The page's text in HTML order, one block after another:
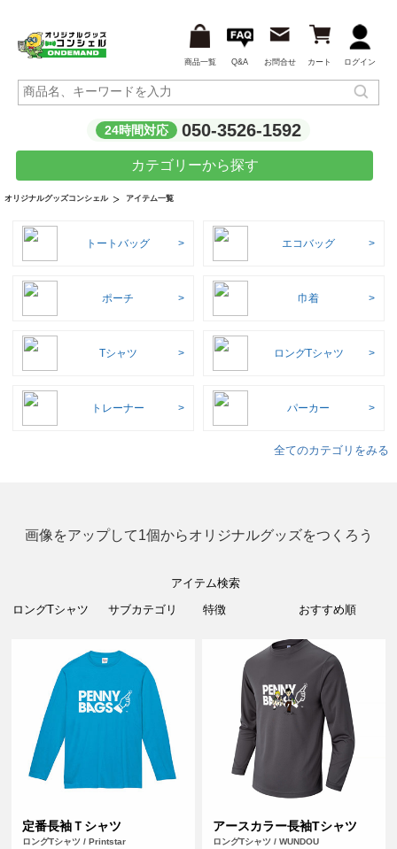
商品一覧 Q&A お問合せ カート ログイン
24時間対応 050-3526-1592
カテゴリーから探す
オリジナルグッズコンシェル アイテム一覧
トートバッグ エコバッグ
ポーチ 巾着
Tシャツ ロングTシャツ
トレーナー パーカー
全てのカテゴリをみる
画像をアップして1個からオリジナルグッズをつくろう
アイテム検索
定番長袖Ｔシャツ
ロングTシャツ / Printstar
アースカラー長袖Tシャツ
ロングTシャツ / WUNDOU